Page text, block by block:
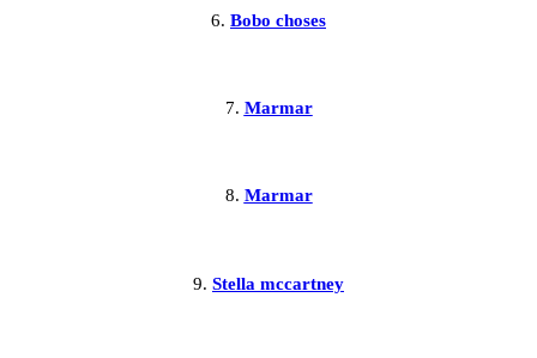
6. Bobo choses
7. Marmar
8. Marmar
9. Stella mccartney